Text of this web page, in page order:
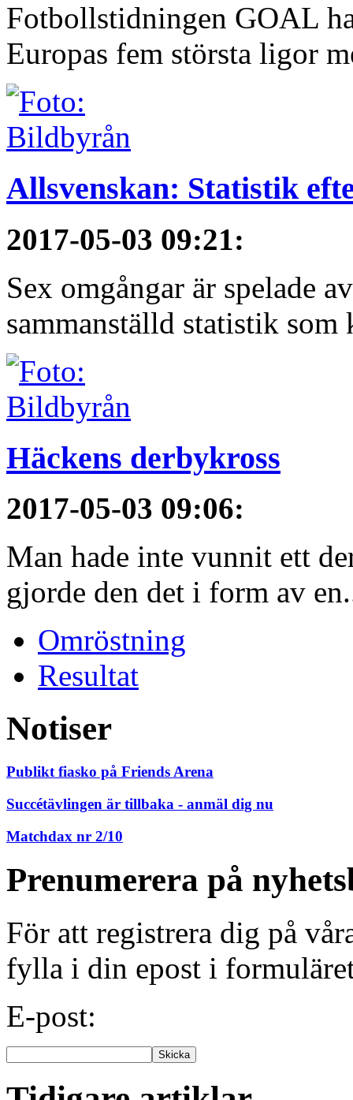
Fotbollstidningen GOAL
Europas fem största ligor
Allsvenskan: Statistik
2017-05-03 09:21:
Sex omgångar är spelade
sammanställd statistik som
Häckens derbykross
2017-05-03 09:06:
Man hade inte vunnit ett
gjorde den det i form av
Omröstning
Resultat
Notiser
Publikt fiasko på Friends Arena
Succétävlingen är tillbaka - anmäl dig nu
Matchdax nr 2/10
Prenumerera på
För att registrera dig på
fylla i din epost i
E-post: